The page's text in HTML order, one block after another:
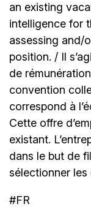
an existing
intelligence for
assessing and/
position. / Il
de
convention
correspond à
Cette offre
existant.
dans le but de
sélectionner
#FR